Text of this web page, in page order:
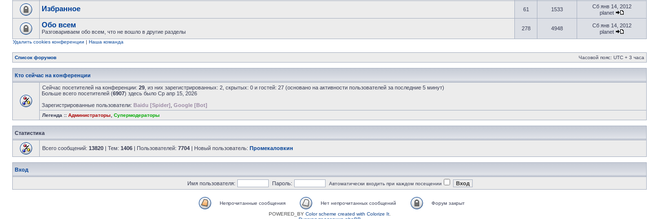
Избранное 61 1533
Сб янв 14, 2012
planet
Обо всем
Разговариваем обо всем, что не вошло в другие разделы
278 4948
Сб янв 14, 2012
planet
Удалить cookies конференции | Наша команда
Список форумов Часовой пояс: UTC + 3 часа
Кто сейчас на конференции
Сейчас посетителей на конференции: 29 , из них зарегистрированных: 2, скрытых: 0 и гостей: 27 (основано на активности пользователей за последние 5 минут)
Больше всего посетителей (6907) здесь было Ср апр 15, 2026
Зарегистрированные пользователи: Baidu [Spider] Google [Bot]
Легенда :: Администраторы Супермодераторы
Статистика
Всего сообщений: 13820 | Тем: 1406 | Пользователей: 7704 | Новый пользователь: Промекаловкин
Вход
Имя пользователя: Пароль: Автоматически входить при каждом посещении
Непрочитанные сообщения Нет непрочитанных сообщений
Форум закрыт
POWERED_BY Color scheme created with Colorize It.